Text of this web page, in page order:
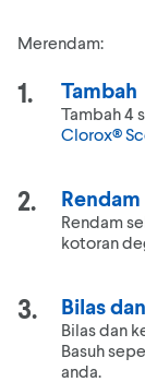
Merendam:
Tambah
Tambah 4
Clorox®
Rendam
Rendam
kotoran
Bilas
Bilas dan
Basuh
anda.